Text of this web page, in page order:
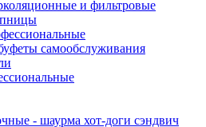
и фильтровые
самообслуживания